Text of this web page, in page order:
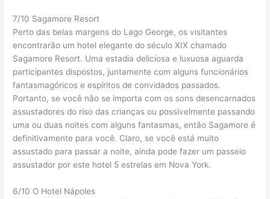
7/10 Sagamore Resort
Perto das belas margens do Lago George, os visitantes
encontrarão um hotel elegante do século XIX chamado
Sagamore Resort. Uma estadia deliciosa e luxuosa aguarda
participantes dispostos, juntamente com alguns funcionários
fantasmagóricos e espíritos de convidados passados.
Portanto, se você não se importa com os sons desencarnados
assustadores do riso das crianças ou possivelmente passando
uma ou duas noites com alguns fantasmas, então Sagamore é
definitivamente para você. Claro, se você está muito
assustado para passar a noite, ainda pode fazer um passeio
assustador por este hotel 5 estrelas em Nova York.
6/10 O Hotel Nápoles